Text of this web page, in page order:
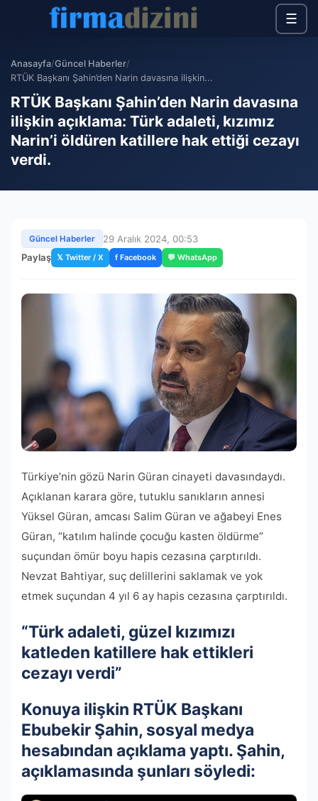
☰
Anasayfa/Güncel Haberler/
RTÜK Başkanı Şahin’den Narin davasına ilişkin...
RTÜK Başkanı Şahin’den Narin davasına
ilişkin açıklama: Türk adaleti, kızımız
Narin’i öldüren katillere hak ettiği cezayı
verdi.
Güncel Haberler
29 Aralık 2024, 00:53
Paylaş 𝕏 Twitter / X f Facebook 💬 WhatsApp
Türkiye’nin gözü Narin Güran cinayeti davasındaydı.
Açıklanan karara göre, tutuklu sanıkların annesi
Yüksel Güran, amcası Salim Güran ve ağabeyi Enes
Güran, “katılım halinde çocuğu kasten öldürme”
suçundan ömür boyu hapis cezasına çarptırıldı.
Nevzat Bahtiyar, suç delillerini saklamak ve yok
etmek suçundan 4 yıl 6 ay hapis cezasına çarptırıldı.
“Türk adaleti, güzel kızımızı
katleden katillere hak ettikleri
cezayı verdi”
Konuya ilişkin RTÜK Başkanı
Ebubekir Şahin, sosyal medya
hesabından açıklama yaptı. Şahin,
açıklamasında şunları söyledi: